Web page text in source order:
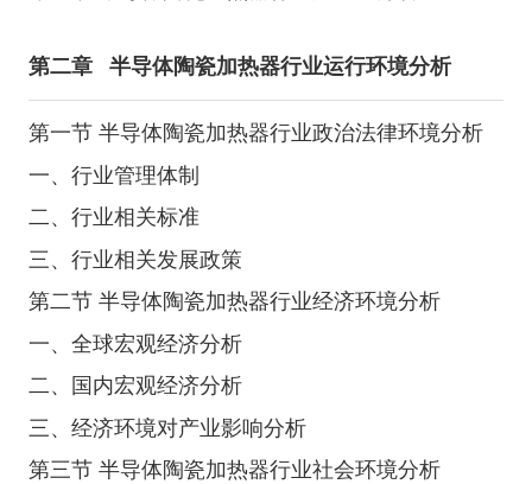
第二章 半导体陶瓷加热器行业运行环境分析
第一节 半导体陶瓷加热器行业政治法律环境分析
一、行业管理体制
二、行业相关标准
三、行业相关发展政策
第二节 半导体陶瓷加热器行业经济环境分析
一、全球宏观经济分析
二、国内宏观经济分析
三、经济环境对产业影响分析
第三节 半导体陶瓷加热器行业社会环境分析